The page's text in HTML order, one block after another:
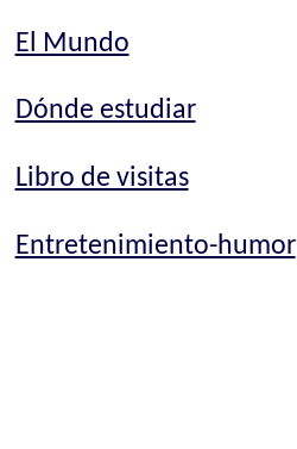
El Mundo
Dónde estudiar
Libro de visitas
Entretenimiento-humor